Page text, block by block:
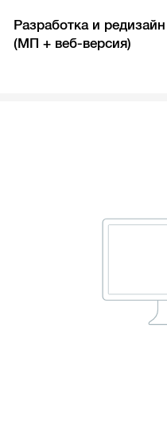
Разработка и
(МП + веб-версия)